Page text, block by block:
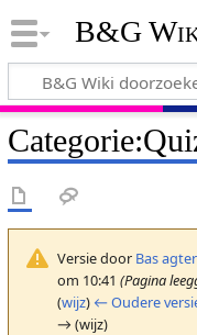
B&G
Categorie:
Versie door Bas
om 10:41 (Pagina
(wijz) ← Oudere
→ (wijz)